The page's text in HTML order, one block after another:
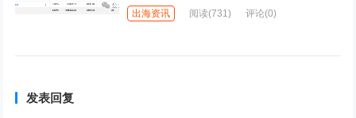
出海资讯 阅读(731) 评论(0)
发表回复